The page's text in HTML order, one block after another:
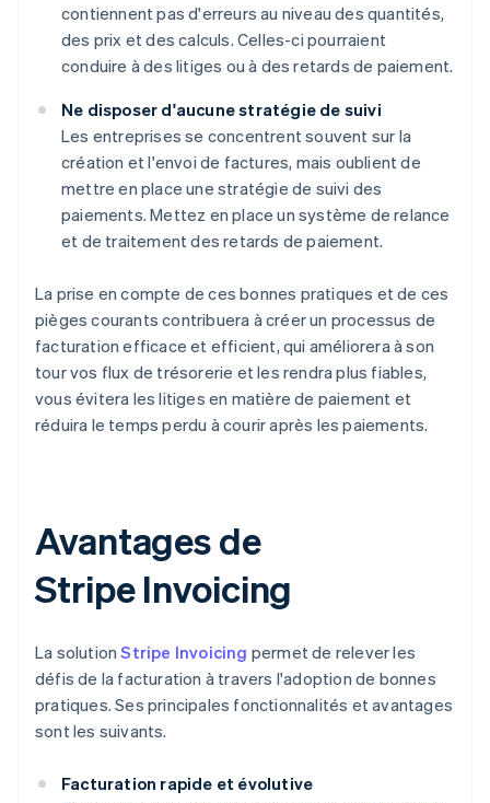
contiennent pas d'erreurs au niveau des quantités,
des prix et des calculs. Celles-ci pourraient
conduire à des litiges ou à des retards de paiement.
Ne disposer d'aucune stratégie de suivi
Les entreprises se concentrent souvent sur la
création et l'envoi de factures, mais oublient de
mettre en place une stratégie de suivi des
paiements. Mettez en place un système de relance
et de traitement des retards de paiement.
La prise en compte de ces bonnes pratiques et de ces
pièges courants contribuera à créer un processus de
facturation efficace et efficient, qui améliorera à son
tour vos flux de trésorerie et les rendra plus fiables,
vous évitera les litiges en matière de paiement et
réduira le temps perdu à courir après les paiements.
Avantages de
Stripe Invoicing
La solutionStripe Invoicing permet de relever les
défis de la facturation à travers l'adoption de bonnes
pratiques. Ses principales fonctionnalités et avantages
sont les suivants.
Facturation rapide et évolutive